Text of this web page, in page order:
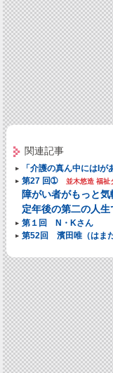
関連記事
「介護の真ん中にはIが
第27 回➀
並木悠造 福祉
障がい者がもっと気
定年後の第二の人
第１回 N・Kさん
第52回 濱田唯（はま